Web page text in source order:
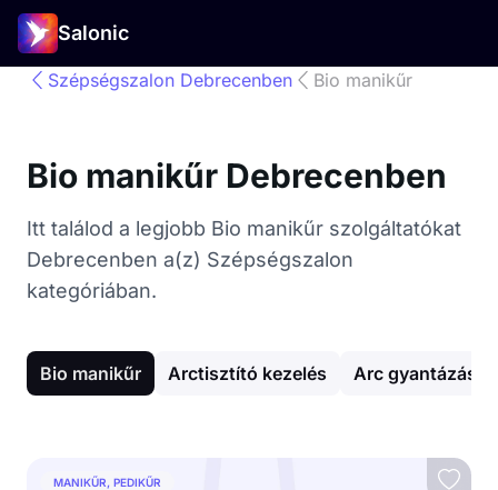
Salonic
Szépségszalon Debrecenben Bio manikűr
Bio manikűr Debrecenben
Itt találod a legjobb Bio manikűr szolgáltatókat
Debrecenben a(z) Szépségszalon
kategóriában.
Bio manikűr Arctisztító kezelés Arc gyantázás
MANIKŰR, PEDIKŰR